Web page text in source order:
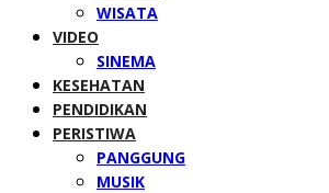
WISATA
VIDEO
SINEMA
KESEHATAN
PENDIDIKAN
PERISTIWA
PANGGUNG
MUSIK